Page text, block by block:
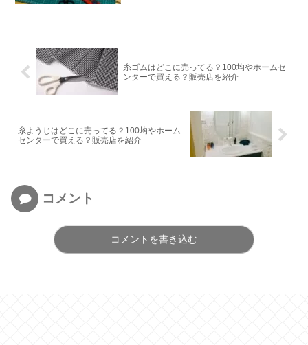
糸ゴムはどこに売ってる？100均やホームセ
ンターで買える？販売店を紹介
糸ようじはどこに売ってる？100均やホーム
センターで買える？販売店を紹介
コメント
コメントを書き込む